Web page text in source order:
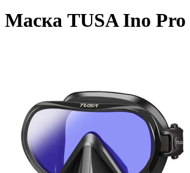
Маска TUSA Ino Pro